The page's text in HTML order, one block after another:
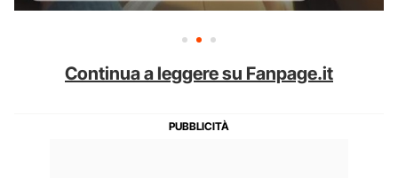
Continua a leggere su Fanpage.it